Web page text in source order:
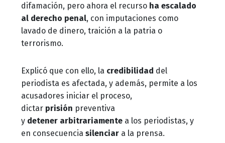
difamación, pero ahora el recurso ha escalado
al derecho penal, con imputaciones como
lavado de dinero, traición a la patria o
terrorismo.
Explicó que con ello, la credibilidad del
periodista es afectada, y además, permite a los
acusadores iniciar el proceso,
dictar prisión preventiva
y detener arbitrariamente a los periodistas, y
en consecuencia silenciar a la prensa.